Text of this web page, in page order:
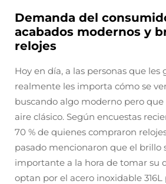
Demanda del
acabados modernos y
relojes
Hoy en día, a las personas que les
realmente les importa cómo se
buscando algo moderno pero que
aire clásico. Según encuestas
70 % de quienes compraron
pasado mencionaron que el brillo
importante a la hora de tomar su
optan por el acero inoxidable